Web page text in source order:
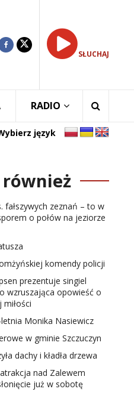
SŁUCHAJ
RADIO
język
fałszywych zeznań – to w
o połów na jeziorze
komendy policji
prezentuje singiel
wzruszająca opowieść o
miłości
letnia Monika Nasiewicz
w gminie Szczuczyn
dachy i kładła drzewa
nad Zalewem
już w sobotę